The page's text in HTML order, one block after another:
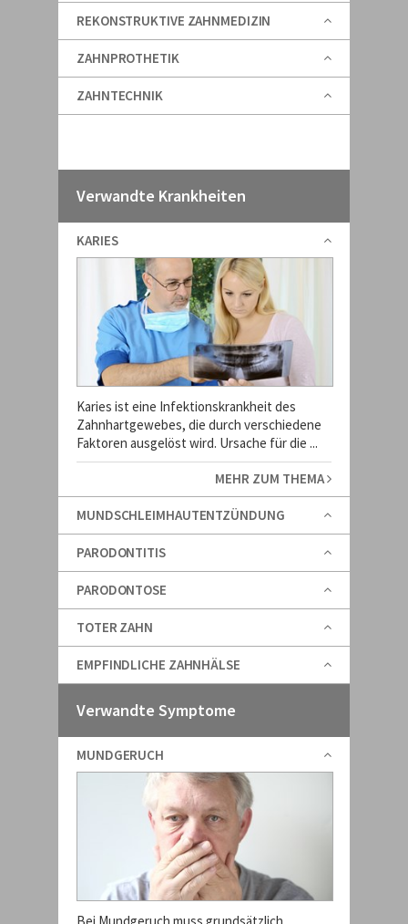
REKONSTRUKTIVE ZAHNMEDIZIN
ZAHNPROTHETIK
ZAHNTECHNIK
Verwandte Krankheiten
KARIES
Karies ist eine Infektionskrankheit des
Zahnhartgewebes, die durch verschiedene
Faktoren ausgelöst wird. Ursache für die ...
MEHR ZUM THEMA
MUNDSCHLEIMHAUTENTZÜNDUNG
PARODONTITIS
PARODONTOSE
TOTER ZAHN
EMPFINDLICHE ZAHNHÄLSE
Verwandte Symptome
MUNDGERUCH